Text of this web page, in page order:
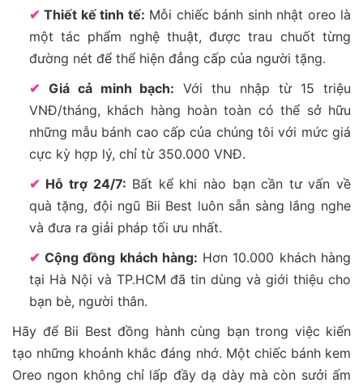
✔ Thiết kế tinh tế: Mỗi chiếc bánh sinh nhật oreo là
một tác phẩm nghệ thuật, được trau chuốt từng
đường nét để thể hiện đẳng cấp của người tặng.
✔ Giá cả minh bạch: Với thu nhập từ 15 triệu
VNĐ/tháng, khách hàng hoàn toàn có thể sở hữu
những mẫu bánh cao cấp của chúng tôi với mức giá
cực kỳ hợp lý, chỉ từ 350.000 VNĐ.
✔ Hỗ trợ 24/7: Bất kể khi nào bạn cần tư vấn về
quà tặng, đội ngũ Bii Best luôn sẵn sàng lắng nghe
và đưa ra giải pháp tối ưu nhất.
✔ Cộng đồng khách hàng: Hơn 10.000 khách hàng
tại Hà Nội và TP.HCM đã tin dùng và giới thiệu cho
bạn bè, người thân.
Hãy để Bii Best đồng hành cùng bạn trong việc kiến
tạo những khoảnh khắc đáng nhớ. Một chiếc bánh kem
Oreo ngon không chỉ lấp đầy dạ dày mà còn sưởi ấm